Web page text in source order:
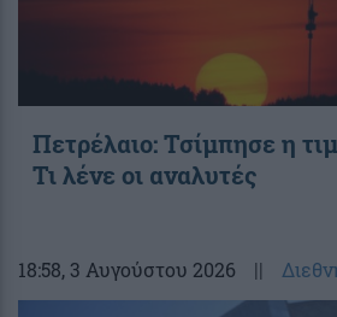
Πετρέλαιο: Τσίμπησε η
Τι λένε οι αναλυτές
18:58, 3 Αυγούστου 2026 ||